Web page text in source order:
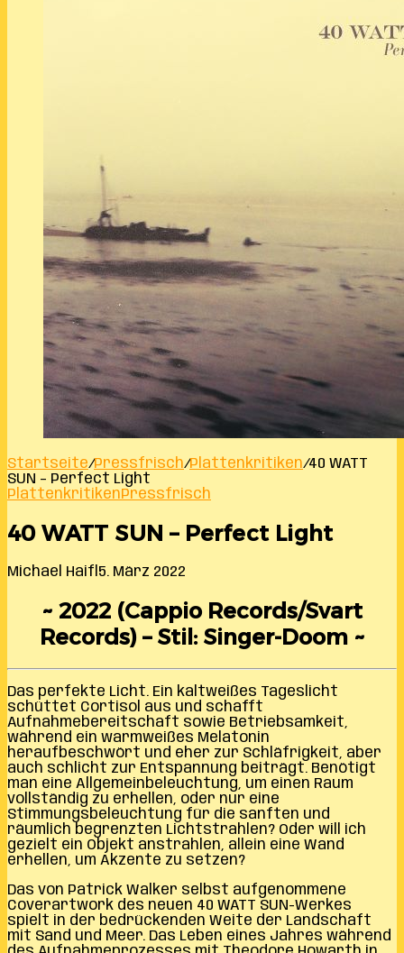
Startseite/Pressfrisch/Plattenkritiken/40 WATT
SUN – Perfect Light
PlattenkritikenPressfrisch
40 WATT SUN – Perfect Light
Michael Haifl 5. März 2022
~ 2022 (Cappio Records/Svart
Records) – Stil: Singer-Doom ~
Das perfekte Licht. Ein kaltweißes Tageslicht
schüttet Cortisol aus und schafft
Aufnahmebereitschaft sowie Betriebsamkeit,
während ein warmweißes Melatonin
heraufbeschwört und eher zur Schläfrigkeit, aber
auch schlicht zur Entspannung beiträgt. Benötigt
man eine Allgemeinbeleuchtung, um einen Raum
vollständig zu erhellen, oder nur eine
Stimmungsbeleuchtung für die sanften und
räumlich begrenzten Lichtstrahlen? Oder will ich
gezielt ein Objekt anstrahlen, allein eine Wand
erhellen, um Akzente zu setzen?
Das von Patrick Walker selbst aufgenommene
Coverartwork des neuen 40 WATT SUN-Werkes
spielt in der bedrückenden Weite der Landschaft
mit Sand und Meer. Das Leben eines Jahres während